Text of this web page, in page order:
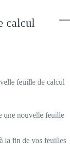
calcul
feuille de calcul
une nouvelle feuille
la fin de vos feuilles